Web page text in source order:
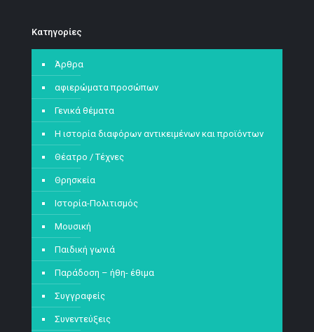
Kατηγορίες
Άρθρα
αφιερώματα προσώπων
Γενικά θέματα
Η ιστορία διαφόρων αντικειμένων και προϊόντων
Θέατρο / Τέχνες
Θρησκεία
Ιστορία-Πολιτισμός
Μουσική
Παιδική γωνιά
Παράδοση – ήθη- έθιμα
Συγγραφείς
Συνεντεύξεις